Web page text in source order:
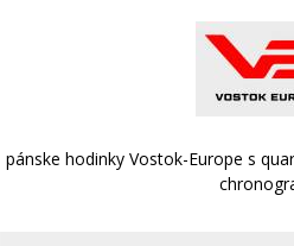
pánske hodinky Vostok-Europe s